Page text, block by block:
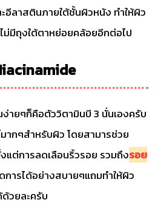
อีลาสตินภายใต้ชั้นผิวหนัง ทำให้ผิว
มีถุงใต้ตาหย่อยคล้อยอีกต่อไป
ายๆก็คือตัววิตามินบี 3 นั่นเองครับ
ากๆสำหรับผิว โดยสามารช่วย
ต่การลดเลือนริ้วรอย รวมถึงรอย
การได้อย่างสบายๆแถมทำให้ผิว
วยละครับ